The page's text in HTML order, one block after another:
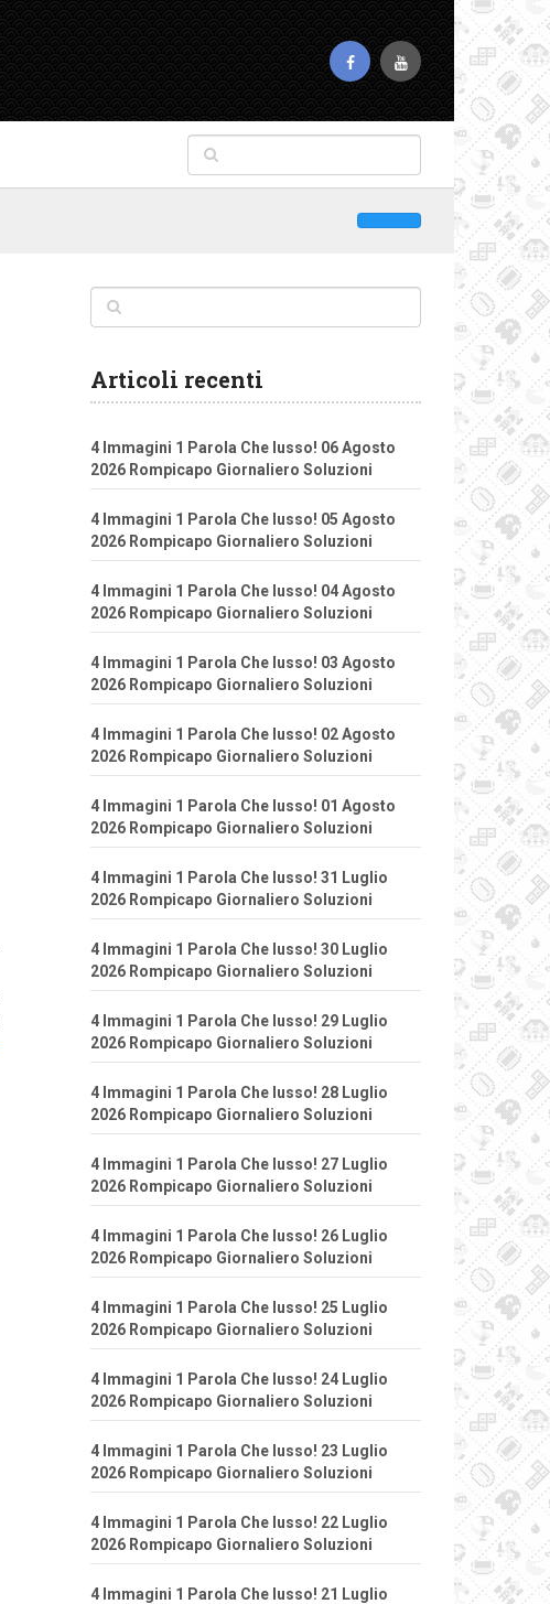
Articoli recenti
4 Immagini 1 Parola Che lusso! 06 Agosto
2026 Rompicapo Giornaliero Soluzioni
4 Immagini 1 Parola Che lusso! 05 Agosto
2026 Rompicapo Giornaliero Soluzioni
4 Immagini 1 Parola Che lusso! 04 Agosto
2026 Rompicapo Giornaliero Soluzioni
4 Immagini 1 Parola Che lusso! 03 Agosto
2026 Rompicapo Giornaliero Soluzioni
4 Immagini 1 Parola Che lusso! 02 Agosto
2026 Rompicapo Giornaliero Soluzioni
4 Immagini 1 Parola Che lusso! 01 Agosto
2026 Rompicapo Giornaliero Soluzioni
4 Immagini 1 Parola Che lusso! 31 Luglio
2026 Rompicapo Giornaliero Soluzioni
4 Immagini 1 Parola Che lusso! 30 Luglio
2026 Rompicapo Giornaliero Soluzioni
4 Immagini 1 Parola Che lusso! 29 Luglio
2026 Rompicapo Giornaliero Soluzioni
4 Immagini 1 Parola Che lusso! 28 Luglio
2026 Rompicapo Giornaliero Soluzioni
4 Immagini 1 Parola Che lusso! 27 Luglio
2026 Rompicapo Giornaliero Soluzioni
4 Immagini 1 Parola Che lusso! 26 Luglio
2026 Rompicapo Giornaliero Soluzioni
4 Immagini 1 Parola Che lusso! 25 Luglio
2026 Rompicapo Giornaliero Soluzioni
4 Immagini 1 Parola Che lusso! 24 Luglio
2026 Rompicapo Giornaliero Soluzioni
4 Immagini 1 Parola Che lusso! 23 Luglio
2026 Rompicapo Giornaliero Soluzioni
4 Immagini 1 Parola Che lusso! 22 Luglio
2026 Rompicapo Giornaliero Soluzioni
4 Immagini 1 Parola Che lusso! 21 Luglio